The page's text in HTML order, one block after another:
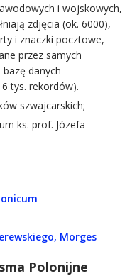
i wojskowych,
zdjęcia (ok. 6000),
i znaczki pocztowe,
przez samych
danych
tys. rekordów).
szwajcarskich;
ks. prof. Józefa
Morges
Polonijne